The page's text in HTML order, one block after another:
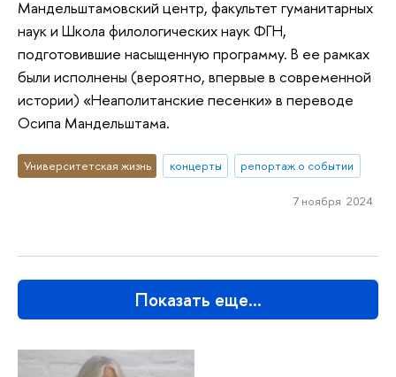
Мандельштамовский центр, факультет гуманитарных
наук и Школа филологических наук ФГН,
подготовившие насыщенную программу. В ее рамках
были исполнены (вероятно, впервые в современной
истории) «Неаполитанские песенки» в переводе
Осипа Мандельштама.
Университетская жизнь концерты репортаж о событии
7 ноября 2024
Показать еще…